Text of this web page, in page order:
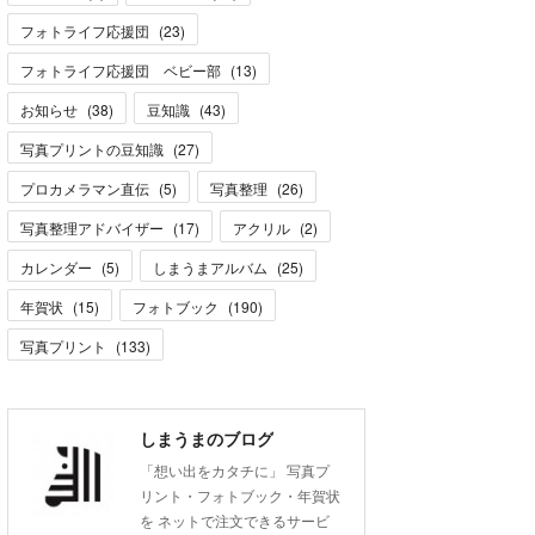
フォトライフ応援団 (23)
フォトライフ応援団 ベビー部 (13)
お知らせ (38) 豆知識 (43)
写真プリントの豆知識 (27)
プロカメラマン直伝 (5) 写真整理 (26)
写真整理アドバイザー (17) アクリル (2)
カレンダー (5) しまうまアルバム (25)
年賀状 (15) フォトブック (190)
写真プリント
(133)
しまうまのブログ
「想い出をカタチに」 写真プ
リント・フォトブック・年賀状
を ネットで注文できるサービ